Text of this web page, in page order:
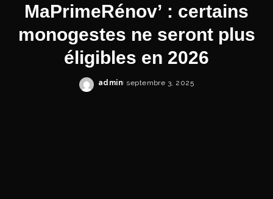
MaPrimeRénov’ : certains
monogestes ne seront plus
éligibles en 2026
Posted
admin septembre 3, 2025